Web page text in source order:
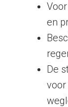
en
De